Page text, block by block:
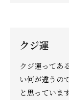
クジ運
クジ運ってあ
い何が違うの
と思っていま